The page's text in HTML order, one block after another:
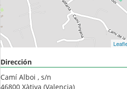
Dirección
Camí Alboi , s/n
46800 Xàtiva (Valencia)